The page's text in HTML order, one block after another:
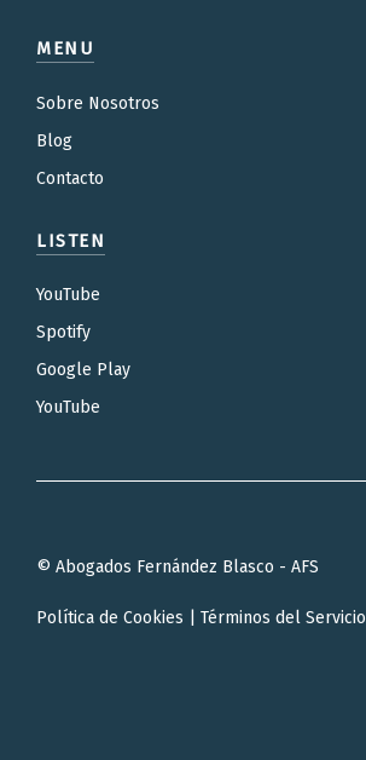
MENU
Sobre Nosotros
Blog
Contacto
LISTEN
YouTube
Spotify
Google Play
YouTube
© Abogados Fernández Blasco - AFS
Política de Cookies Términos del Servicio